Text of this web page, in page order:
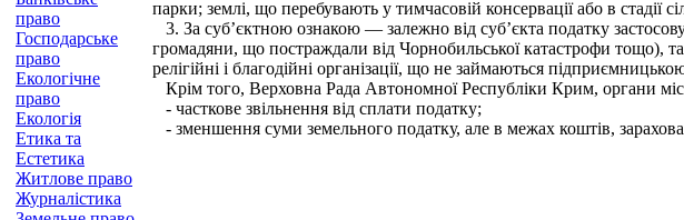
право
Господарське
право
Екологічне
право
Екологія
Етика та
Естетика
Житлове право
Журналістика
парки; землі, що перебувають у тимчасовій консервації або в стадії
3. За суб’єктною ознакою — залежно від суб’єкта податку
громадяни, що постраждали від Чорнобильської катастрофи тощо),
релігійні і благодійні організації, що не займаються
Крім того, Верховна Рада Автономної Республіки Крим, органи
- часткове звільнення від сплати податку;
- зменшення суми земельного податку, але в межах коштів,